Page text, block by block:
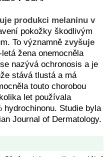
produkci melaninu v
pokožky škodlivým
To významně zvyšuje
žena onemocněla
nazývá ochronosis a je
stává tlustá a má
touto chorobou
let používala
hydrochinonu. Studie byla
Journal of Dermatology.